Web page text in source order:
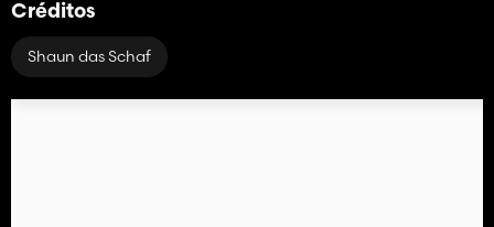
Créditos
Shaun das Schaf